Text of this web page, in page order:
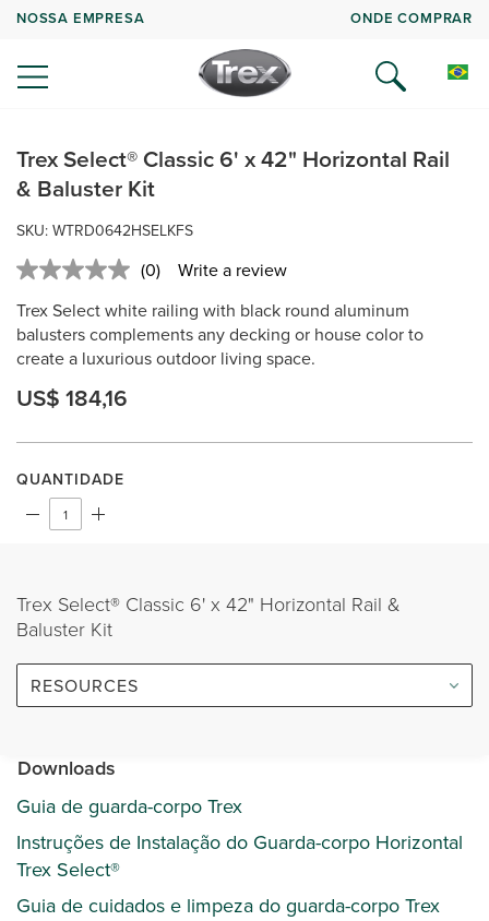
NOSSA EMPRESA ONDE COMPRAR
Trex Select® Classic 6' x 42" Horizontal Rail
& Baluster Kit
SKU: WTRD0642HSELKFS
No
value.
Same
page
link.
(0)
Write a review
Trex Select white railing with black round aluminum
balusters complements any decking or house color to
create a luxurious outdoor living space.
US$ 184,16
QUANTIDADE
Trex Select® Classic 6' x 42" Horizontal Rail &
Baluster Kit
RESOURCES
Downloads
Guia de guarda-corpo Trex
Instruções de Instalação do Guarda-corpo Horizontal
Trex Select®
Guia de cuidados e limpeza do guarda-corpo Trex